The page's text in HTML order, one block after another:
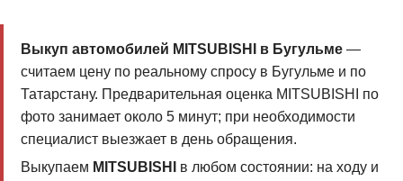
Выкуп автомобилей MITSUBISHI в Бугульме—
считаем цену по реальному спросу в Бугульме и по
Татарстану. Предварительная оценка MITSUBISHI по
фото занимает около 5 минут; при необходимости
специалист выезжает в день обращения.
Выкупаем MITSUBISHI
в любом состоянии: на ходу и